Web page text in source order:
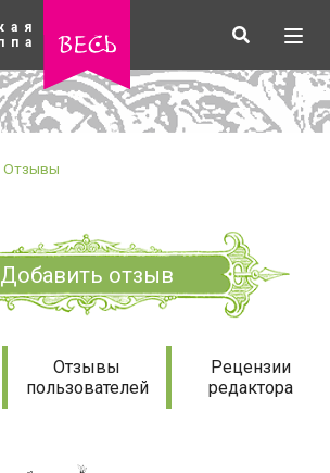
Искать
Отзывы
Добавить отзыв
Отзывы
пользователей
Рецензии
редактора